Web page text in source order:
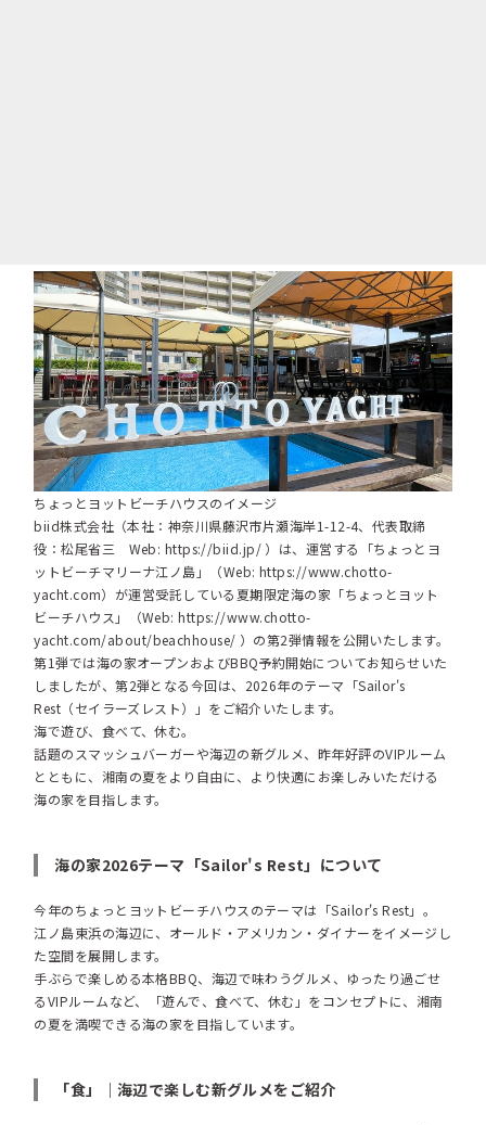
ちょっとヨットビーチハウスのイメージ
biid株式会社（本社：神奈川県藤沢市片瀬海岸1-12-4、代表取締
役：松尾省三 Web: https://biid.jp/）は、運営する「ちょっとヨ
ットビーチマリーナ江ノ島」（Web: https://www.chotto-
yacht.com）が運営受託している夏期限定海の家「ちょっとヨット
ビーチハウス」（Web:https://www.chotto-
yacht.com/about/beachhouse/ ）の第2弾情報を公開いたします。
第1弾では海の家オープンおよびBBQ予約開始についてお知らせいた
しましたが、第2弾となる今回は、2026年のテーマ「Sailor's
Rest（セイラーズレスト）」をご紹介いたします。
海で遊び、食べて、休む。
話題のスマッシュバーガーや海辺の新グルメ、昨年好評のVIPルーム
とともに、湘南の夏をより自由に、より快適にお楽しみいただける
海の家を目指します。
海の家2026テーマ「Sailor's Rest」について
今年のちょっとヨットビーチハウスのテーマは「Sailor's Rest」。
江ノ島東浜の海辺に、オールド・アメリカン・ダイナーをイメージし
た空間を展開します。
手ぶらで楽しめる本格BBQ、海辺で味わうグルメ、ゆったり過ごせ
るVIPルームなど、「遊んで、食べて、休む」をコンセプトに、湘南
の夏を満喫できる海の家を目指しています。
「食」｜海辺で楽しむ新グルメをご紹介